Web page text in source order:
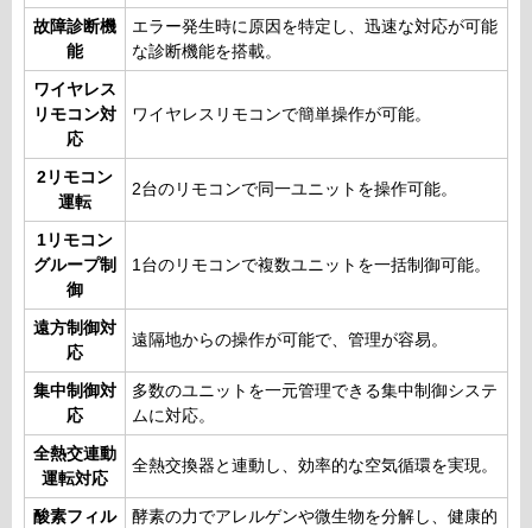
故障診断機
能
エラー発生時に原因を特定し、迅速な対応が可能
な診断機能を搭載。
ワイヤレス
リモコン対
応
ワイヤレスリモコンで簡単操作が可能。
2リモコン
運転
2台のリモコンで同一ユニットを操作可能。
1リモコン
グループ制
御
1台のリモコンで複数ユニットを一括制御可能。
遠方制御対
応
遠隔地からの操作が可能で、管理が容易。
集中制御対
応
多数のユニットを一元管理できる集中制御システ
ムに対応。
全熱交連動
運転対応
全熱交換器と連動し、効率的な空気循環を実現。
酸素フィル
酵素の力でアレルゲンや微生物を分解し、健康的